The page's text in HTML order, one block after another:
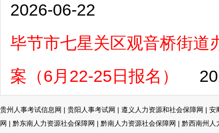
2026-06-22
毕节市七星关区观音桥街道
案（6月22-25日报名）
贵州人事考试信息网 | 贵阳人事考试网 | 遵义人力资源和社会保障网 | 安
网 | 黔东南人力资源社会保障网 | 黔南人力资源社会保障网 | 黔西南州人